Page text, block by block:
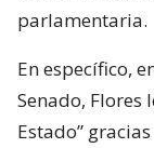
parlamentaria.
En específico,
Senado, Flores
Estado”